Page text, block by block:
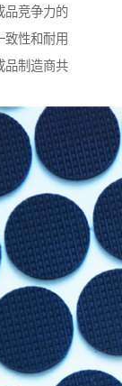
品竞争力的
性和耐用
品制造商共